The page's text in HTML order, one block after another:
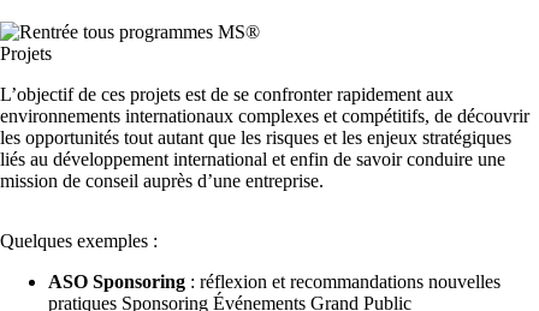
Projets
L’objectif de ces projets est de se confronter rapidement aux
environnements internationaux complexes et compétitifs, de découvrir
les opportunités tout autant que les risques et les enjeux stratégiques
liés au développement international et enfin de savoir conduire une
mission de conseil auprès d’une entreprise.
Quelques exemples :
ASO Sponsoring : réflexion et recommandations nouvelles
pratiques Sponsoring Événements Grand Public